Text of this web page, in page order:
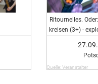
Ritournelles.
kreisen (3+) -
Quelle: Veranstalter